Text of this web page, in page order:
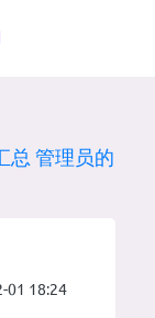
总 管理员的
01 18:24